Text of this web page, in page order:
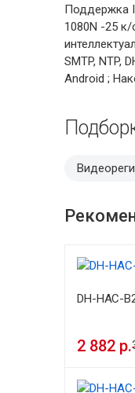
Поддержка
1080N -25 к/
SMTP, NTP,
Android ;
DH-HAC-
2 882 р.